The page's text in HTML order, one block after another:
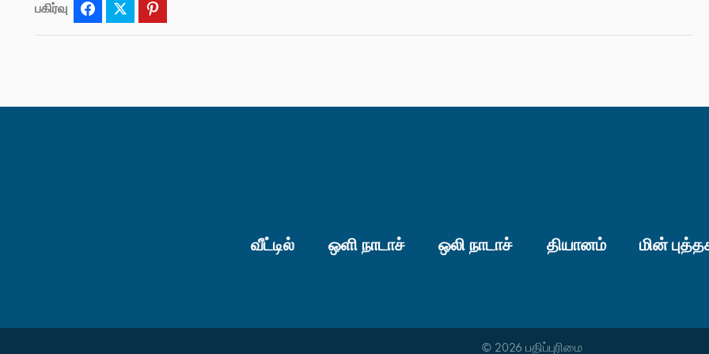
பகிர்வு Facebook Twitter
வீட்டில் ஒளி நாடாச் ஒலி நாடாச் தியானம் மின்
© 2026 பதிப்புரிமை